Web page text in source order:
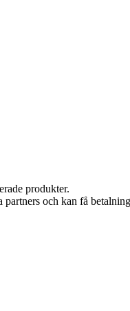
produkter.
och kan få